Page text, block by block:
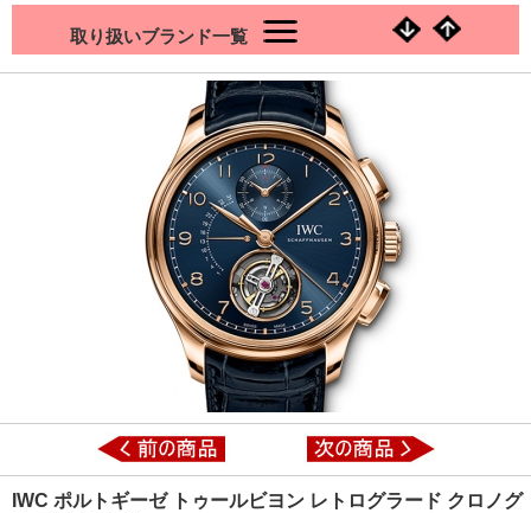
取り扱いブランド一覧
IWC ポルトギーゼ トゥールビヨン レトログラード クロノグ